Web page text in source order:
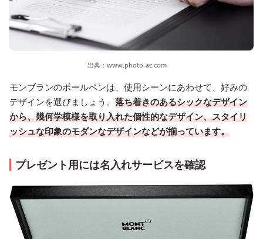
出典： www.photo-ac.com
モンブランのボールペンは、使用シーンにあわせて、好みの
デザインを選びましょう。 落ち着きのあるシックなデザイン
から、幾何学模様を取り入れた個性的なデザイン、スタイリ
ッシュな印象のモダンなデザインなどが揃っています。
プレゼント用には名入れサービスを確認